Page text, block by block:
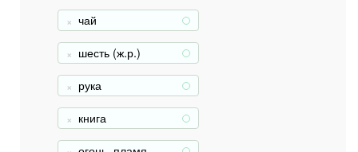
чай +
шесть (ж.р.) +
рука +
книга +